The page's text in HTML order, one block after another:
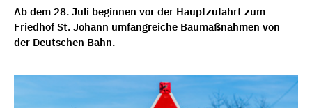
Ab dem 28. Juli beginnen vor der Hauptzufahrt zum
Friedhof St. Johann umfangreiche Baumaßnahmen von
der Deutschen Bahn.